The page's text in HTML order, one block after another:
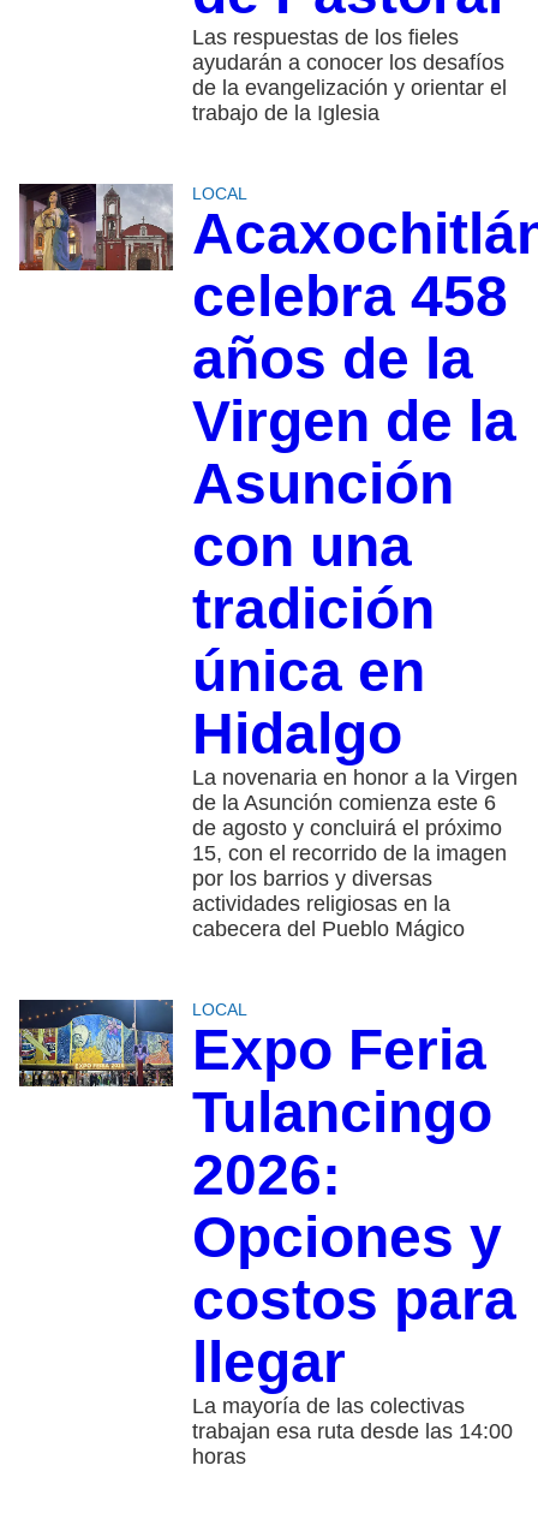
Las respuestas de los fieles
ayudarán a conocer los desafíos
de la evangelización y orientar el
trabajo de la Iglesia
LOCAL
celebra 458
años de la
Virgen de la
Asunción
con una
tradición
única en
Hidalgo
La novenaria en honor a la Virgen
de la Asunción comienza este 6
de agosto y concluirá el próximo
15, con el recorrido de la imagen
por los barrios y diversas
actividades religiosas en la
cabecera del Pueblo Mágico
LOCAL
Expo Feria
Tulancingo
2026:
Opciones y
costos para
llegar
La mayoría de las colectivas
trabajan esa ruta desde las 14:00
horas